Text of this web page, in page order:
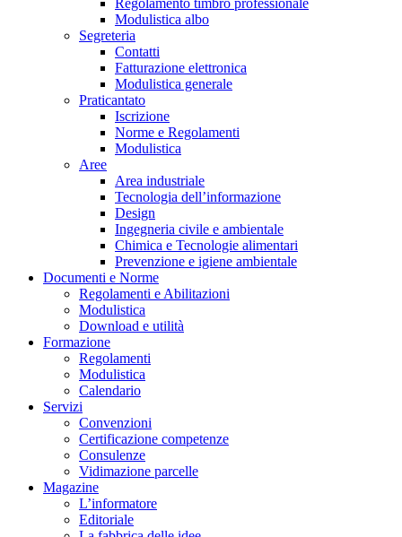
Regolamento timbro professionale
Modulistica albo
Segreteria
Contatti
Fatturazione elettronica
Modulistica generale
Praticantato
Iscrizione
Norme e Regolamenti
Modulistica
Aree
Area industriale
Tecnologia dell’informazione
Design
Ingegneria civile e ambientale
Chimica e Tecnologie alimentari
Prevenzione e igiene ambientale
Documenti e Norme
Regolamenti e Abilitazioni
Modulistica
Download e utilità
Formazione
Regolamenti
Modulistica
Calendario
Servizi
Convenzioni
Certificazione competenze
Consulenze
Vidimazione parcelle
Magazine
L’informatore
Editoriale